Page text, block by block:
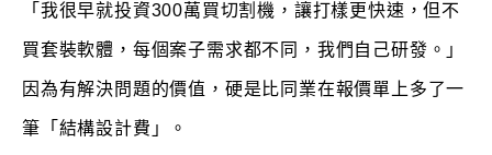
「我很早就投資300萬買切割機，讓打樣更快速，但不
買套裝軟體，每個案子需求都不同，我們自己研發。」
因為有解決問題的價值，硬是比同業在報價單上多了一
筆「結構設計費」。